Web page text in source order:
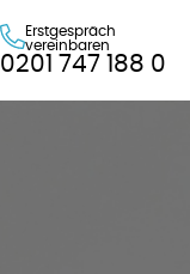
Erstgespräch
vereinbaren
0201 747 188 0